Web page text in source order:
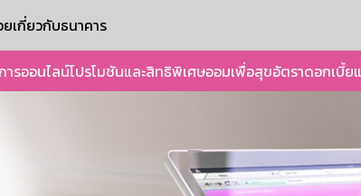
ยเกี่ยวกับธนาคาร
ารออนไลน์โปรโมชันและสิทธิพิเศษออมเพื่อสุขอัตราดอกเบี้ย